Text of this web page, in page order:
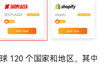
120 个国家和地区，其中